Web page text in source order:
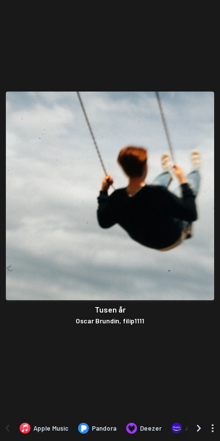
Tusen år
Oscar Brundin, filip1111
Apple Music Pandora Deezer Amazon